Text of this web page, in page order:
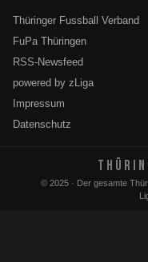
Thüringer Fussball Verband
FuPa Thüringen
RSS-Newsfeed
powered by zLiga
Impressum
Datenschutz
© 2025 · Der gesamte